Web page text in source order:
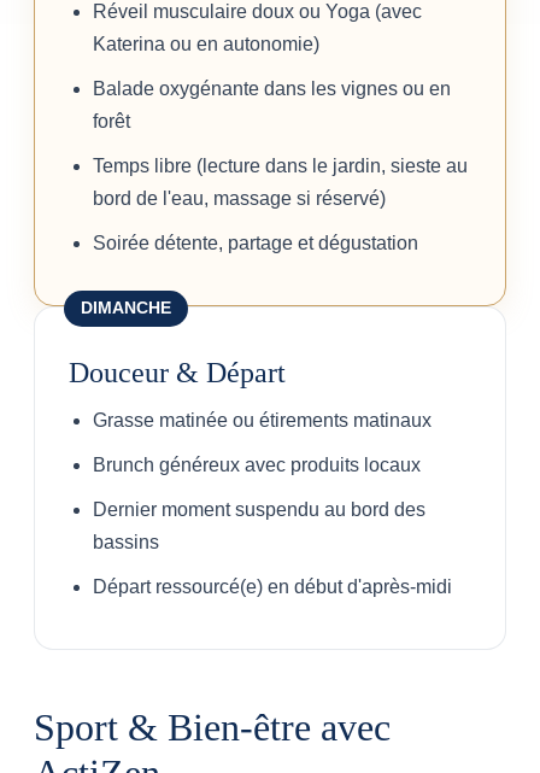
Réveil musculaire doux ou Yoga (avec
Katerina ou en autonomie)
Balade oxygénante dans les vignes ou en
forêt
Temps libre (lecture dans le jardin, sieste au
bord de l'eau, massage si réservé)
Soirée détente, partage et dégustation
DIMANCHE
Douceur & Départ
Grasse matinée ou étirements matinaux
Brunch généreux avec produits locaux
Dernier moment suspendu au bord des
bassins
Départ ressourcé(e) en début d'après-midi
Sport & Bien-être avec